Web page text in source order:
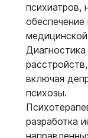
психиатров,
обеспечение
включая
психозы.
разработка